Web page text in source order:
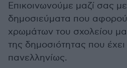
Επικοινωνούμε μαζί σας
δημοσιεύματα που
χρωμάτων του σχολείου
της δημοσιότητας που
πανελληνίως.